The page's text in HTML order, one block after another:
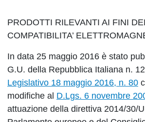
PRODOTTI RILEVANTI AI FINI
COMPATIBILITA’
In data 25 maggio 2016 è stato
G.U. della Repubblica Italiana n.
Legislativo 18 maggio 2016, n. 80
modifiche al D.Lgs. 6 novembre
attuazione della direttiva 2014/30/